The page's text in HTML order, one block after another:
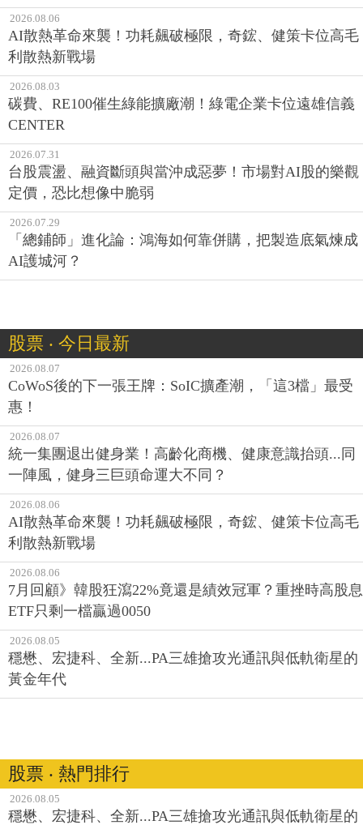
2026.08.06
AI散熱革命來襲！功耗飆破極限，奇鋐、健策卡位高毛
利散熱新戰場
2026.08.03
碳費、RE100催生綠能擴廠潮！綠電企業卡位遠雄信義
CENTER
2026.07.31
台股震盪、融資斷頭與當沖成惡夢！市場對AI股的樂觀
定價，恐比想像中脆弱
2026.07.29
「總鋪師」進化論：鴻海如何靠併購，把製造底氣煉成
AI護城河？
股票 ‧ 今日最新
2026.08.07
CoWoS後的下一張王牌：SoIC擴產潮，「這3檔」最受
惠！
2026.08.07
統一集團退出健身業！高齡化商機、健康意識抬頭...同
一陣風，健身三巨頭命運大不同？
2026.08.06
AI散熱革命來襲！功耗飆破極限，奇鋐、健策卡位高毛
利散熱新戰場
2026.08.06
7月回顧》韓股狂瀉22%竟還是績效冠軍？重挫時高股息
ETF只剩一檔贏過0050
2026.08.05
穩懋、宏捷科、全新...PA三雄搶攻光通訊與低軌衛星的
黃金年代
股票 ‧ 熱門排行
2026.08.05
穩懋、宏捷科、全新...PA三雄搶攻光通訊與低軌衛星的